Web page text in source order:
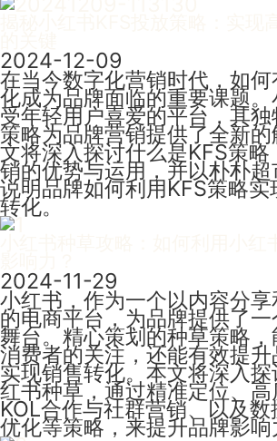
2024-12-09
在当今数字化营销时代，如
化成为品牌面临的重要课题
受年轻用户喜爱的平台，其
策略为品牌营销提供了全新
文将深入探讨什么是KFS策略
销的优势与运用，并以朴朴
说明品牌如何利用KFS策略
转化。
2024-11-29
小红书，作为一个以内容分
的电商平台，为品牌提供了
舞台。精心策划的种草策略，
消费者的关注，还能有效提升
实现销售转化。本文将深入
红书种草，通过精准定位、
KOL合作与社群营销、以及
优化等策略，来提升品牌影响